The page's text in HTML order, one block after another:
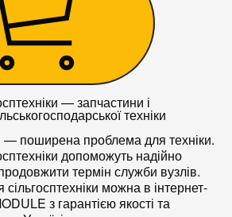
— запчастини і
техніки
— поширена проблема для техніки.
допоможуть надійно
термін служби вузлів.
можна в інтернет-
з гарантією якості та